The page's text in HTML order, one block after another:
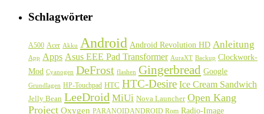
Schlagwörter
A500 Acer Akku Android Android Revolution HD Anleitung
App Apps Asus EEE Pad Transformer AuraXT Backup Clockwork-
Mod Cyanogen DeFrost flashen Gingerbread Google
Grundlagen HP-Touchpad HTC HTC-Desire Ice Cream Sandwich
Jelly Bean LeeDroid MiUi Nova Launcher Open Kang
Project Oxygen PARANOIDANDROID Rom Radio-Image